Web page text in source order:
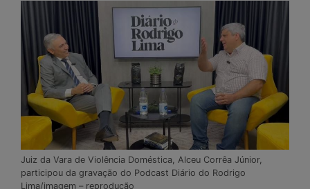
Juiz da Vara de Violência Doméstica, Alceu Corrêa Júnior,
participou da gravação do Podcast Diário do Rodrigo
Lima/imagem – reprodução